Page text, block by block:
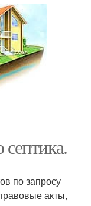
септика.
по запросу
акты,